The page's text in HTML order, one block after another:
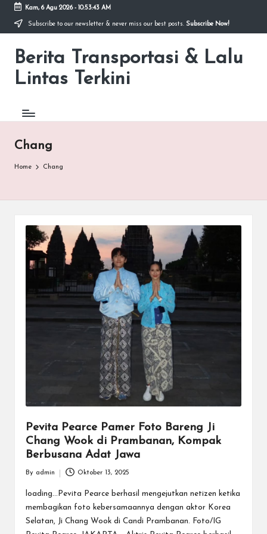
Skip
content
Kam, 6 Agu 2026- 10:53:43 AM
Subscribe to our newsletter & never miss our best posts. Subscribe Now!
Berita Transportasi & Lalu
Lintas Terkini
premancity.biz.id
Chang
Home Chang
Pevita Pearce Pamer Foto Bareng Ji
Chang Wook di Prambanan, Kompak
Berbusana Adat Jawa
by
By admin Oktober 13, 2025
loading...Pevita Pearce berhasil mengejutkan netizen ketika
membagikan foto kebersamaannya dengan aktor Korea
Selatan, Ji Chang Wook di Candi Prambanan. Foto/IG